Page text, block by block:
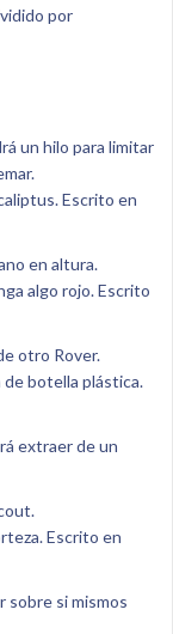
por
un hilo para limitar
Escrito en
en altura.
algo rojo. Escrito
otro Rover.
de botella plástica.
extraer de un
Escrito en
sobre si mismos